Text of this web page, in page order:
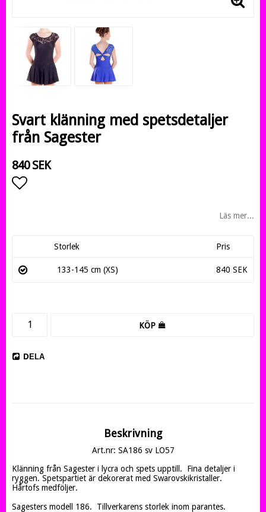
Svart klänning med spetsdetaljer
från Sagester
840 SEK
Läs mer...
Storlek Pris
133-145 cm (XS) 840 SEK
KÖP
DELA
Beskrivning
Art.nr: SA186 sv LO57
Klänning från Sagester i lycra och spets upptill.  Fina detaljer i
ryggen. Spetspartiet är dekorerat med Swarovskikristaller.
Hårtofs medföljer.
Sagesters modell 186.  Tillverkarens storlek inom parantes.